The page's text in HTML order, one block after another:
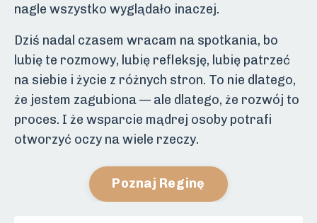
nagle wszystko wyglądało inaczej.
Dziś nadal czasem wracam na spotkania, bo
lubię te rozmowy, lubię refleksję, lubię patrzeć
na siebie i życie z różnych stron. To nie dlatego,
że jestem zagubiona — ale dlatego, że rozwój to
proces. I że wsparcie mądrej osoby potrafi
otworzyć oczy na wiele rzeczy.
Poznaj Reginę